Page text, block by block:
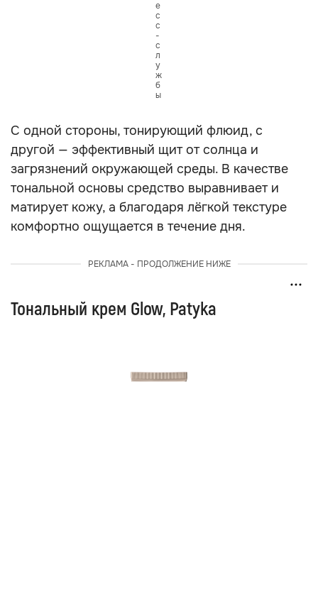
е
с
с
-
с
л
у
ж
б
ы
С одной стороны, тонирующий флюид, с
другой — эффективный щит от солнца и
загрязнений окружающей среды. В качестве
тональной основы средство выравнивает и
матирует кожу, а благодаря лёгкой текстуре
комфортно ощущается в течение дня.
РЕКЛАМА - ПРОДОЛЖЕНИЕ НИЖЕ
Тональный крем Glow, Patyka